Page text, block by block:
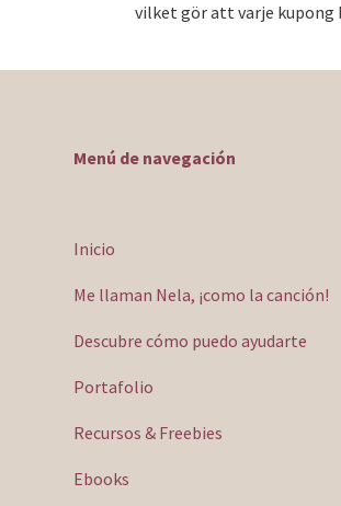
vilket gör att varje kupong
Menú de navegación
Inicio
Me llaman Nela, ¡como la canción!
Descubre cómo puedo ayudarte
Portafolio
Recursos & Freebies
Ebooks